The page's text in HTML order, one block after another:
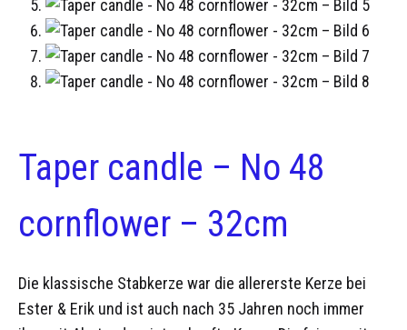
Taper candle – No 48
cornflower – 32cm
Die klassische Stabkerze war die allererste Kerze bei
Ester & Erik und ist auch nach 35 Jahren noch immer